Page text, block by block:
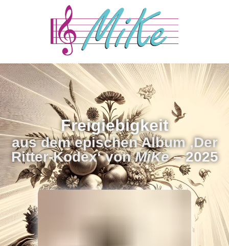
Freigiebigkeit
aus dem epischen Album ‚Der
Ritter-Kodex‘ vonMiKe– 2025